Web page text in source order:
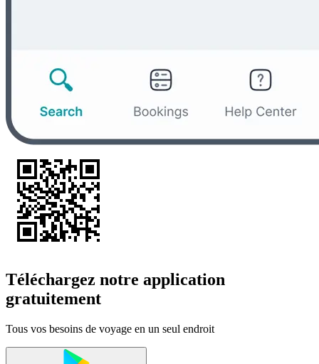
Téléchargez notre application
gratuitement
Tous vos besoins de voyage en un seul endroit